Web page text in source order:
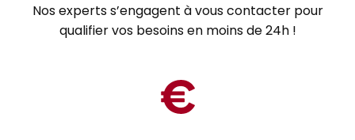
Nos experts s’engagent à vous contacter pour
qualifier vos besoins en moins de 24h !